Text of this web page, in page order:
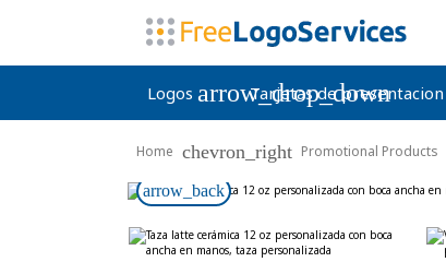
Logos arrow_drop_down
Tarjetas de presentacion
Home chevron_right Promotional Products
arrow_back